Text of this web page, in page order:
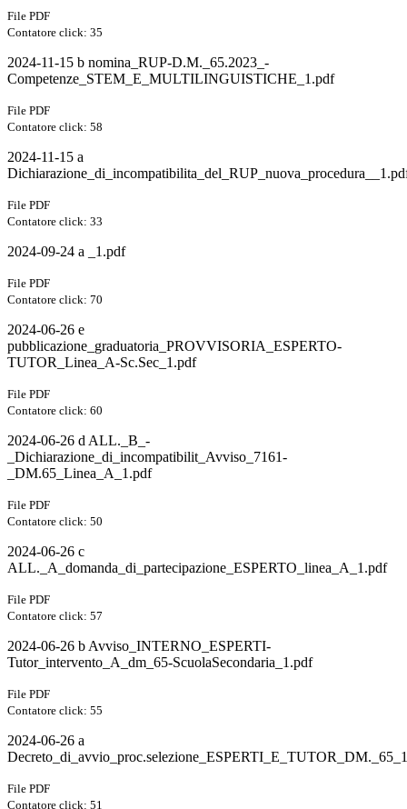
File PDF
Contatore click: 35
2024-11-15 b nomina_RUP-D.M._65.2023_-
Competenze_STEM_E_MULTILINGUISTICHE_1.pdf
File PDF
Contatore click: 58
2024-11-15 a
File PDF
Contatore click: 33
2024-09-24 a _1.pdf
File PDF
Contatore click: 70
2024-06-26 e
pubblicazione_graduatoria_PROVVISORIA_ESPERTO-
TUTOR_Linea_A-Sc.Sec_1.pdf
File PDF
Contatore click: 60
2024-06-26 d ALL._B_-
_Dichiarazione_di_incompatibilit_Avviso_7161-
_DM.65_Linea_A_1.pdf
File PDF
Contatore click: 50
2024-06-26 c
ALL._A_domanda_di_partecipazione_ESPERTO_linea_A_1.pdf
File PDF
Contatore click: 57
2024-06-26 b Avviso_INTERNO_ESPERTI-
Tutor_intervento_A_dm_65-ScuolaSecondaria_1.pdf
File PDF
Contatore click: 55
2024-06-26 a
File PDF
Contatore click: 51